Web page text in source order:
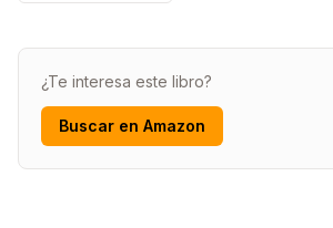
¿Te interesa este libro?
Buscar en Amazon